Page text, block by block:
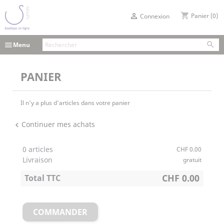
shopping_cart Panier (0)
menuMenu
 Connexion

PANIER
Il n'y a plus d'articles dans votre panier
chevron_left Continuer mes achats
0 articles CHF 0.00
Livraison gratuit
Total TTC CHF 0.00
COMMANDER